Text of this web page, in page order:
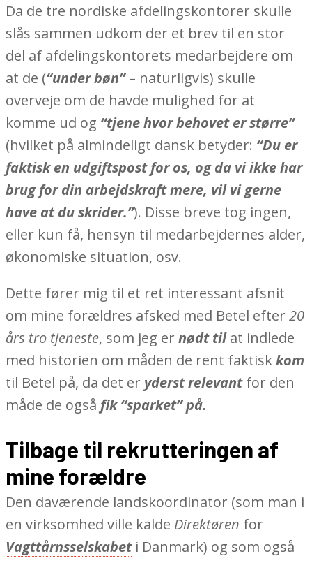
Da de tre nordiske afdelingskontorer skulle
slås sammen udkom der et brev til en stor
del af afdelingskontorets medarbejdere om
at de (“under bøn”– naturligvis) skulle
overveje om de havde mulighed for at
komme ud og “tjene hvor behovet er større”
(hvilket på almindeligt dansk betyder: “Du er
faktisk en udgiftspost for os, og da vi ikke har
brug for din arbejdskraft mere, vil vi gerne
have at du skrider.”). Disse breve tog ingen,
eller kun få, hensyn til medarbejdernes alder,
økonomiske situation, osv.
Dette fører mig til et ret interessant afsnit
om mine forældres afsked med Betel efter 20
års tro tjeneste, som jeg er nødt tilat indlede
med historien om måden de rent faktiskkom
til Betel på, da det er yderst relevantfor den
måde de også fik “sparket” på.
Tilbage til rekrutteringen af
mine forældre
Den daværende landskoordinator (som man i
en virksomhed ville kalde Direktøren for
Vagttårnsselskabeti Danmark) og som også